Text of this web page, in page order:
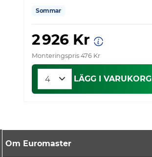
Sommar
2 926 Kr
Monteringspris 476 Kr
LÄGG I VARUKORG
Om Euromaster